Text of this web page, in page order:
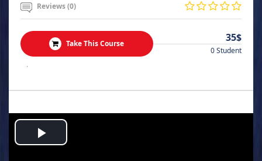
Reviews (0)
Take This Course 35$
0 Student
.
Play